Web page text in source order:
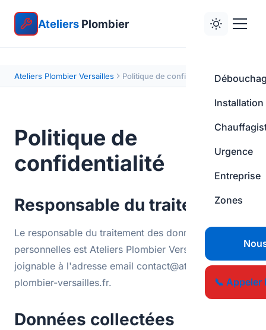
Ateliers Plombier
Installation
Urgence
Entreprise
Zones
📞 Appeler
Ateliers Plombier Versailles
Politique de
confidentialité
Responsable du traitement
Le responsable du traitement des données
personnelles est Ateliers Plombier Versailles,
joignable à l'adresse email contact@ateliers-
plombier-versailles.fr.
Données collectées